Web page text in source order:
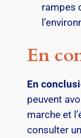
rampes
En
En
peuvent
marche et
consulter